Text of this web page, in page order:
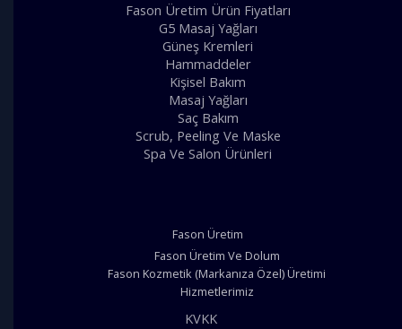
Fason Üretim Ürün Fiyatları
G5 Masaj Yağları
Güneş Kremleri
Hammaddeler
Kişisel Bakım
Masaj Yağları
Saç Bakım
Scrub, Peeling Ve Maske
Spa Ve Salon Ürünleri
Fason Üretim
Fason Üretim Ve Dolum
Fason Kozmetik (Markanıza Özel) Üretimi
Hizmetlerimiz
KVKK